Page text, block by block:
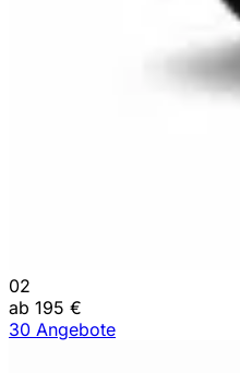
02
ab 195 €
30 Angebote